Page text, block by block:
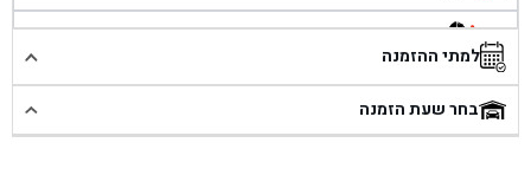
בן גל - פוריידיס, כניסה צפונית מול כביש 4 - פרדיס
בן גל - שכונת אזור תעשייה זעירה, עיילבון - עיילבון
למתי ההזמנה
בחר שעת הזמנה